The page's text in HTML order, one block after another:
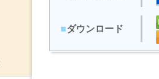
■ダウンロード